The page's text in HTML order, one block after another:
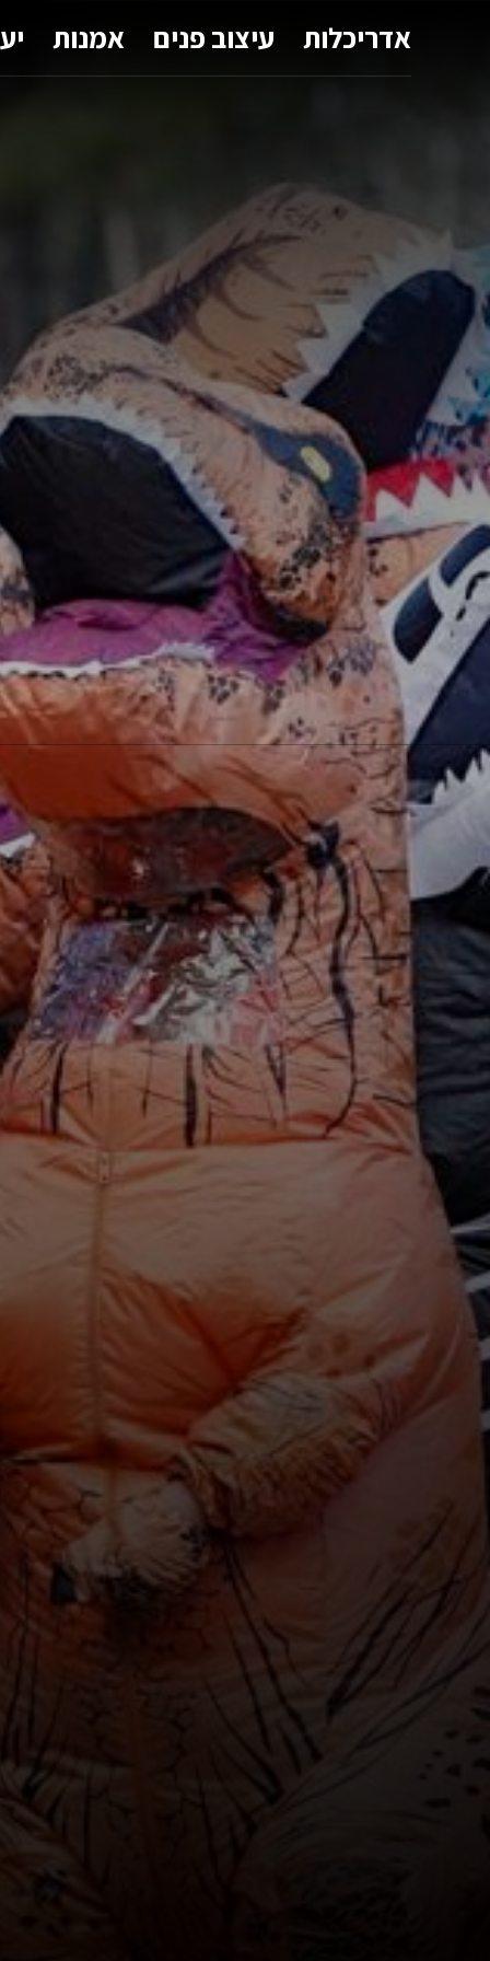
אדריכלות עיצוב פנים אמנות